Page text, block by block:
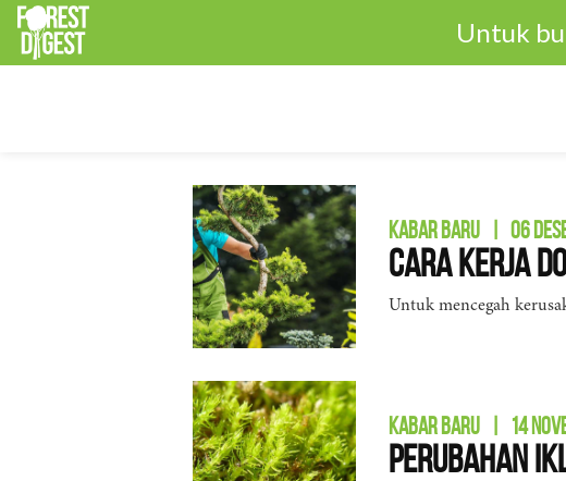
Untuk
KABAR BARU 06
Cara Kerja
Untuk mencegah
KABAR BARU 14
Perubahan